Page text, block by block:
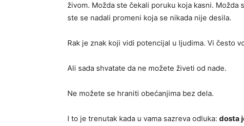
živom. Možda ste čekali poruku koja kasni.
ste se nadali promeni koja se nikada nije desila.
Rak je znak koji vidi potencijal u ljudima. Vi često
Ali sada shvatate da ne možete živeti od nade.
Ne možete se hraniti obećanjima bez dela.
I to je trenutak kada u vama sazreva odluka: dosta